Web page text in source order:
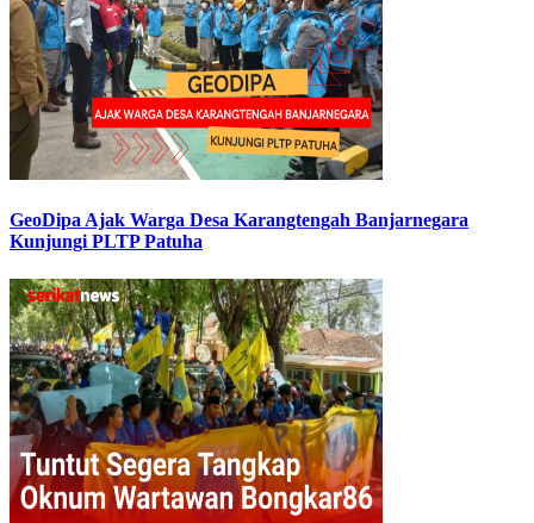
GeoDipa Ajak Warga Desa Karangtengah Banjarnegara
Kunjungi PLTP Patuha